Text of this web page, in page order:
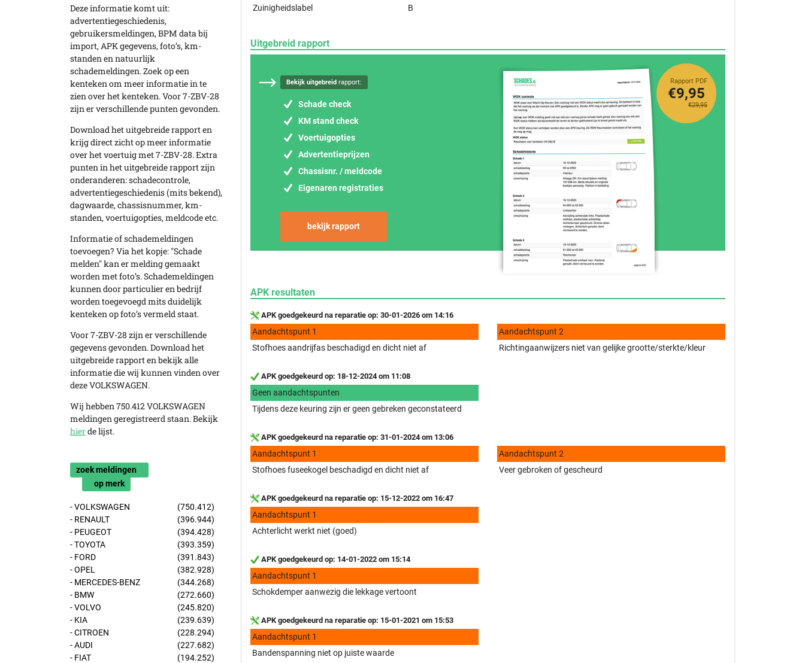
Deze informatie komt uit:
advertentiegeschiedenis,
gebruikersmeldingen, BPM data bij
import, APK gegevens, foto’s, km-
standen en natuurlijk
schademeldingen. Zoek op een
kenteken om meer informatie in te
zien over het kenteken. Voor 7-ZBV-28
zijn er verschillende punten gevonden.
Download het uitgebreide rapport en
krijg direct zicht op meer informatie
over het voertuig met 7-ZBV-28. Extra
punten in het uitgebreide rapport zijn
onderanderen: schadecontrole,
advertentiegeschiedenis (mits bekend),
dagwaarde, chassisnummer, km-
standen, voertuigopties, meldcode etc.
Informatie of schademeldingen
toevoegen? Via het kopje: "Schade
melden" kan er melding gemaakt
worden met foto’s. Schademeldingen
kunnen door particulier en bedrijf
worden toegevoegd mits duidelijk
kenteken op foto’s vermeld staat.
Voor 7-ZBV-28 zijn er verschillende
gegevens gevonden. Download het
uitgebreide rapport en bekijk alle
informatie die wij kunnen vinden over
deze VOLKSWAGEN.
Wij hebben 750.412 VOLKSWAGEN
meldingen geregistreerd staan. Bekijk
hierde lijst.
zoek meldingen
op merk
- VOLKSWAGEN
(750.412)
- RENAULT
(396.944)
- PEUGEOT
(394.428)
- TOYOTA
(393.359)
- FORD
(391.843)
- OPEL
(382.928)
- MERCEDES-BENZ
(344.268)
- BMW
(272.660)
- VOLVO
(245.820)
- KIA
(239.639)
- CITROEN
(228.294)
- AUDI
(227.682)
- FIAT
(194.252)
Zuinigheidslabel B
Uitgebreid rapport
Bekijk uitgebreid rapport:
Schade check
KM stand check
Voertuigopties
Advertentieprijzen
Chassisnr. / meldcode
Eigenaren registraties
bekijk rapport
Rapport PDF
€29,95
€9,95
APK resultaten
APK goedgekeurd na reparatie op: 30-01-2026 om 14:16
Aandachtspunt 1
Stofhoes aandrijfas beschadigd en dicht niet af
Aandachtspunt 2
Richtingaanwijzers niet van gelijke grootte/sterkte/kleur
APK goedgekeurd op: 18-12-2024 om 11:08
Geen aandachtspunten
Tijdens deze keuring zijn er geen gebreken geconstateerd
APK goedgekeurd na reparatie op: 31-01-2024 om 13:06
Aandachtspunt 1
Stofhoes fuseekogel beschadigd en dicht niet af
Aandachtspunt 2
Veer gebroken of gescheurd
APK goedgekeurd na reparatie op: 15-12-2022 om 16:47
Aandachtspunt 1
Achterlicht werkt niet (goed)
APK goedgekeurd op: 14-01-2022 om 15:14
Aandachtspunt 1
Schokdemper aanwezig die lekkage vertoont
APK goedgekeurd na reparatie op: 15-01-2021 om 15:53
Aandachtspunt 1
Bandenspanning niet op juiste waarde